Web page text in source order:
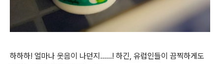
하하하! 얼마나 웃음이 나던지......! 하긴, 유럽인들이 끔찍하게도